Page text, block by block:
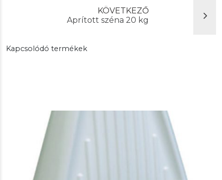
KÖVETKEZŐ
Aprított széna 20 kg
Kapcsolódó termékek